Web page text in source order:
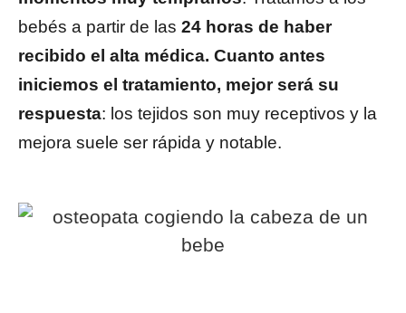
bebés a partir de las 24 horas de haber
recibido el alta médica. Cuanto antes
iniciemos el tratamiento, mejor será su
respuesta: los tejidos son muy receptivos y la
mejora suele ser rápida y notable.